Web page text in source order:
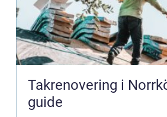
Takrenovering i
guide